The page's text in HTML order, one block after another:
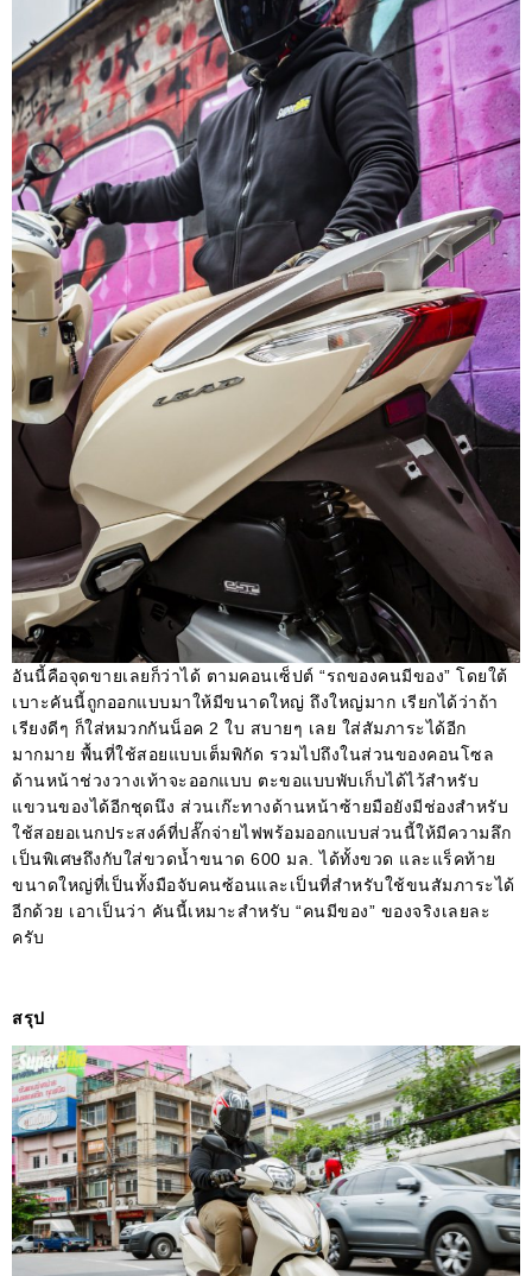
อันนี้คือจุดขายเลยก็ว่าได้ ตามคอนเซ็ปต์ “รถของคนมีของ” โดยใต้
เบาะคันนี้ถูกออกแบบมาให้มีขนาดใหญ่ ถึงใหญ่มาก เรียกได้ว่าถ้า
เรียงดีๆ ก็ใส่หมวกกันน็อค 2 ใบ สบายๆ เลย ใส่สัมภาระได้อีก
มากมาย พื้นที่ใช้สอยแบบเต็มพิกัด รวมไปถึงในส่วนของคอนโซล
ด้านหน้าช่วงวางเท้าจะออกแบบ ตะขอแบบพับเก็บได้ไว้สำหรับ
แขวนของได้อีกชุดนึง ส่วนเก๊ะทางด้านหน้าซ้ายมือยังมีช่องสำหรับ
ใช้สอยอเนกประสงค์ที่ปลั๊กจ่ายไฟพร้อมออกแบบส่วนนี้ให้มีความลึก
เป็นพิเศษถึงกับใส่ขวดน้ำขนาด 600 มล. ได้ทั้งขวด และแร็คท้าย
ขนาดใหญ่ที่เป็นทั้งมือจับคนซ้อนและเป็นที่สำหรับใช้ขนสัมภาระได้
อีกด้วย เอาเป็นว่า คันนี้เหมาะสำหรับ “คนมีของ” ของจริงเลยละ
ครับ
สรุป